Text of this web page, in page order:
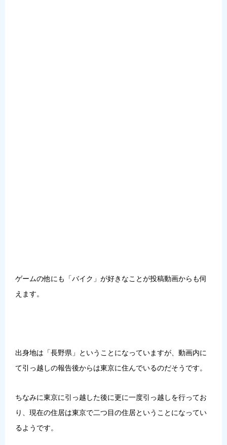
ゲームの他にも「バイク」が好きなことが投稿動画からも伺
えます。
出身地は「長野県」ということになっていますが、動画内に
て引っ越しの報告後からは東京に住んでいるのだそうです。
ちなみに東京に引っ越した後に更に一度引っ越しを行ってお
り、現在の住居は東京で二つ目の住居ということになってい
るようです。